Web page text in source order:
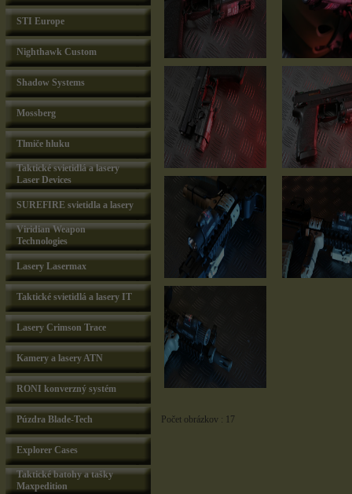
STI Europe
Nighthawk Custom
Shadow Systems
Mossberg
Tlmiče hluku
Taktické svietidlá a lasery
Laser Devices
SUREFIRE svietidla a lasery
Viridian Weapon
Technologies
Lasery Lasermax
Taktické svietidlá a lasery IT
Lasery Crimson Trace
Kamery a lasery ATN
RONI konverzný systém
Púzdra Blade-Tech
Explorer Cases
Taktické batohy a tašky
Maxpedition
Počet obrázkov : 17